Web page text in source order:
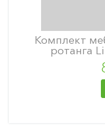
Комплект
ротанга